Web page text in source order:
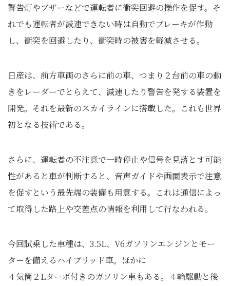
警告灯やブザーなどで運転者に衝突回避の操作を促す。そ
れでも運転者が減速できない時は自動でブレーキが作動
し、衝突を回避したり、衝突時の被害を軽減させる。
日産は、前方車両のさらに前の車、つまり２台前の車の動
きをレーダーでとらえて、減速したり警告を発する装置を
開発。それを最新のスカイラインに搭載した。これも世界
初となる技術である。
さらに、運転者の不注意で一時停止や信号を見落とす可能
性があると車が判断すると、音声ガイドや画面表示で注意
を促すという最先端の装備も用意する。これは通信によっ
て取得した路上や交差点の情報を利用して行なわれる。
今回試乗した車種は、3.5L、V6ガソリンエンジンとモー
ターを備えるハイブリッド車。ほかに
４気筒２Lターボ付きのガソリン車もある。４輪駆動と後